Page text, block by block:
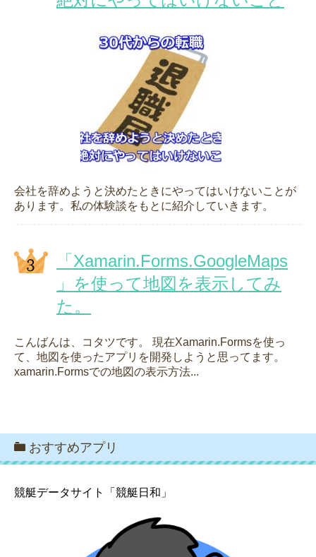
会社を辞めようと決めたときにやってはいけないことが
あります。私の体験談をもとに紹介していきます。
「Xamarin.Forms.GoogleMaps
」を使って地図を表示してみ
た。
こんばんは、コタツです。 現在Xamarin.Formsを使っ
て、地図を使ったアプリを開発しようと思ってます。
xamarin.Formsでの地図の表示方法...
おすすめアプリ
競艇データサイト「競艇日和」